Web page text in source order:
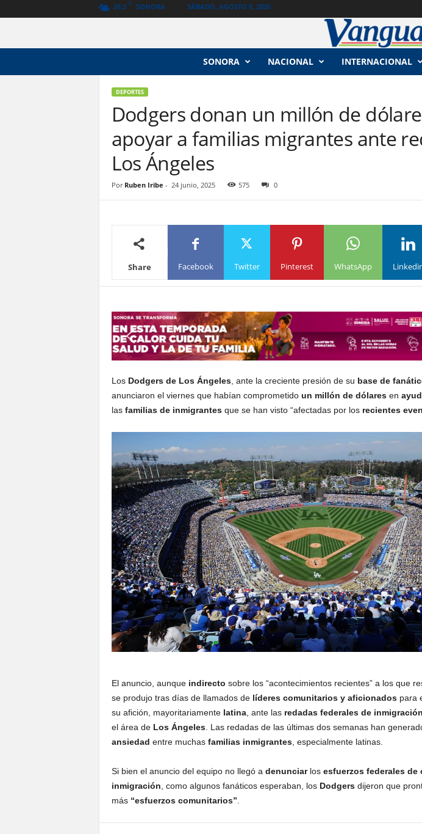
28.3 C SONORA SÁBADO, AGOSTO 8, 2026
SONORA NACIONAL INTERNACIONAL
DEPORTES
Dodgers donan un millón de
apoyar a familias migrantes ante
Los Ángeles
Por Ruben Iribe - 24 junio, 2025 575 0
Share Facebook Twitter Pinterest WhatsApp
Los Dodgers de Los Ángeles, ante la creciente presión de su base de
anunciaron el viernes que habían comprometido un millón de dólaresen
las familias de inmigrantesque se han visto “afectadas por los recientes
El anuncio, aunque indirecto sobre los “acontecimientos recientes” a los que
se produjo tras días de llamados de líderes comunitarios y aficionadospara
su afición, mayoritariamente latina, ante las redadas federales de inmigración
el área de Los Ángeles. Las redadas de las últimas dos semanas han
ansiedad entre muchas familias inmigrantes, especialmente latinas.
Si bien el anuncio del equipo no llegó a denunciarlos esfuerzos federales de
inmigración , como algunos fanáticos esperaban, los Dodgersdijeron que
más “esfuerzos comunitarios”